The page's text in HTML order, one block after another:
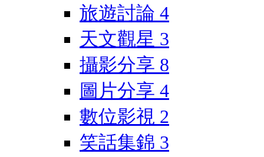
旅遊討論 4
天文觀星 3
攝影分享 8
圖片分享 4
數位影視 2
笑話集錦 3